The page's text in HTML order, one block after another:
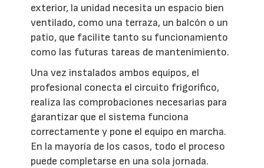
exterior, la unidad necesita un espacio bien
ventilado, como una terraza, un balcón o un
patio, que facilite tanto su funcionamiento
como las futuras tareas de mantenimiento.
Una vez instalados ambos equipos, el
profesional conecta el circuito frigorífico,
realiza las comprobaciones necesarias para
garantizar que el sistema funciona
correctamente y pone el equipo en marcha.
En la mayoría de los casos, todo el proceso
puede completarse en una sola jornada.